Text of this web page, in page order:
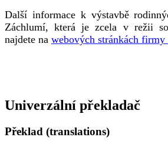
Další informace k výstavbě
Záchlumí, která je zcela v režii
najdete na webových stránkách
Univerzální překladač
Překlad (translations)